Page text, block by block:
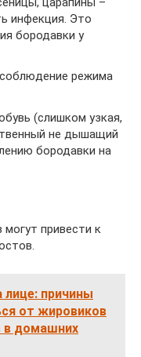
инфекция. Это
бородавки у
режима
(слишком узкая,
не дышащий
бородавки на
привести к
причины
от жировиков
в домашних